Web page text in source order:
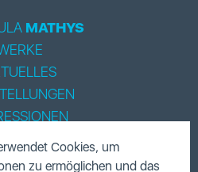
MATHYS
Cookies, um
zu ermöglichen und das